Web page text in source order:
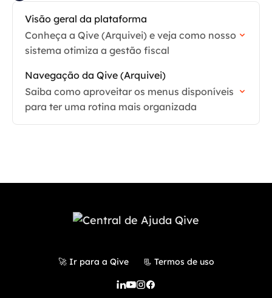
Visão geral da plataforma
Conheça a Qive (Arquivei) e veja como nosso
sistema otimiza a gestão fiscal
Navegação da Qive (Arquivei)
Saiba como aproveitar os menus disponíveis
para ter uma rotina mais organizada
🚀 Ir para a Qive 📃 Termos de uso